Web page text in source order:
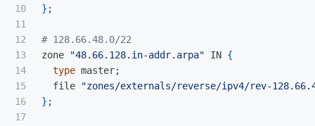
10
11
12
13
14
15
16
17
} ;
# 128.66.48.0/22
zone
"48.66.128.in-addr.arpa" IN {
type master;
  file
"zones/externals/reverse/ipv4/rev-
} ;